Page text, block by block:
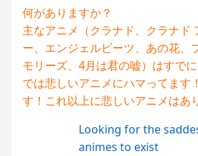
【インド】バーガーを食べる罪【ポー
何がありますか？
主なアニメ（クラナド、クラナド
ー、エンジェルビーツ、あの花、
モリーズ、4月は君の嘘）はすで
では悲しいアニメにハマってます
す！これ以上に悲しいアニメはあ
Looking for the
animes to exist